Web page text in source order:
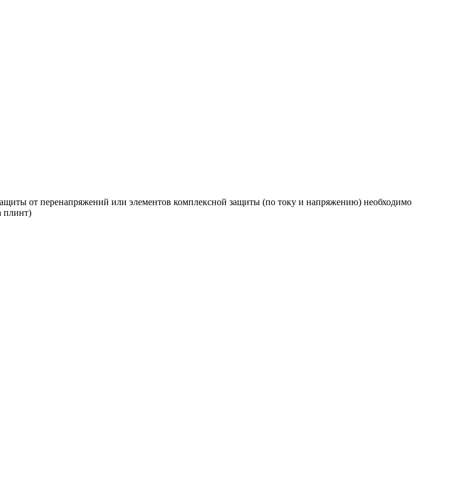
от перенапряжений или элементов комплексной защиты (по току и напряжению) необходимо
плинт)